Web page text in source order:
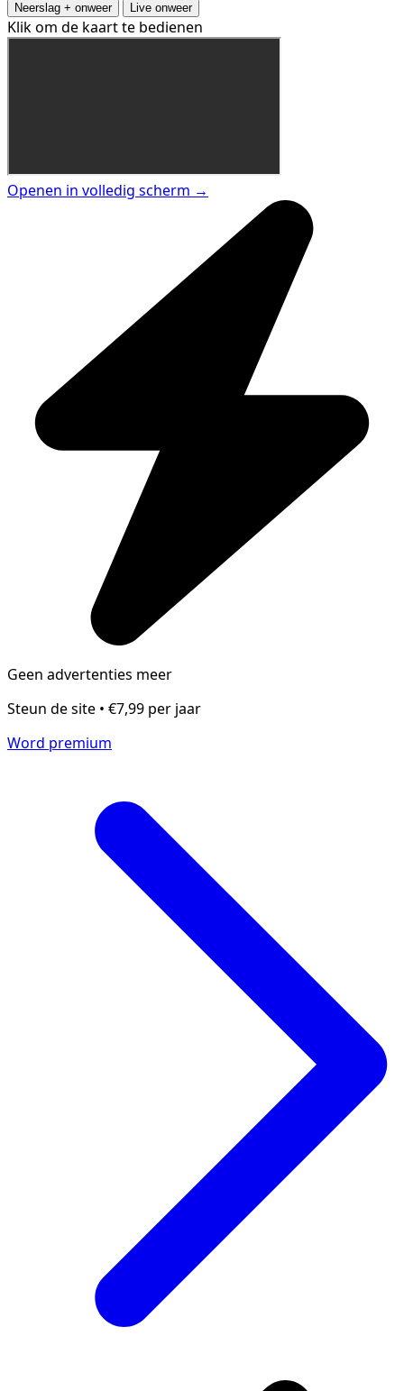
Neerslag + onweer Live onweer
Klik om de kaart te bedienen
Openen in volledig scherm →
Geen advertenties meer
Steun de site • €7,99 per jaar
Word premium